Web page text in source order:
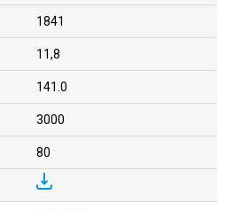
1841
11,8
141.0
3000
80